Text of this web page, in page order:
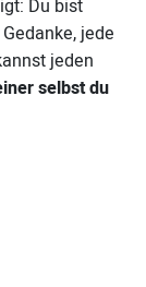
Du bist
jede
jeden
selbst du